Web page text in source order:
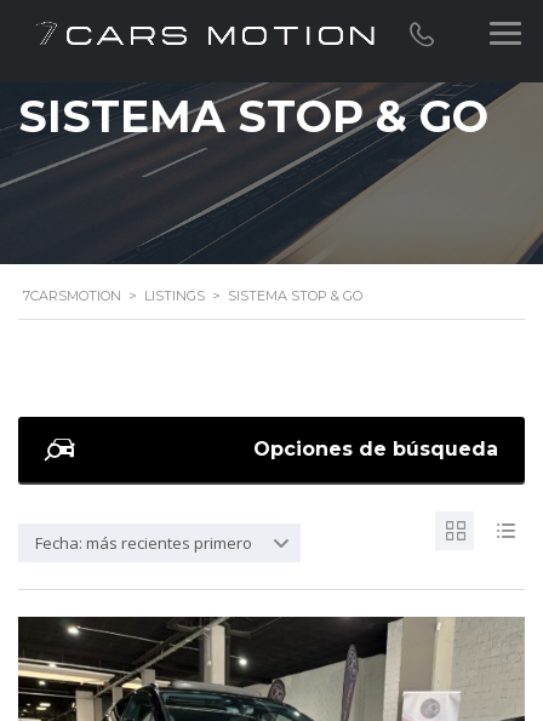
SISTEMA STOP & GO
7CARSMOTION > LISTINGS > SISTEMA STOP & GO
Opciones de búsqueda
Fecha: más recientes primero